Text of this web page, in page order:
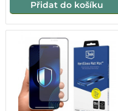
Přidat do košíku